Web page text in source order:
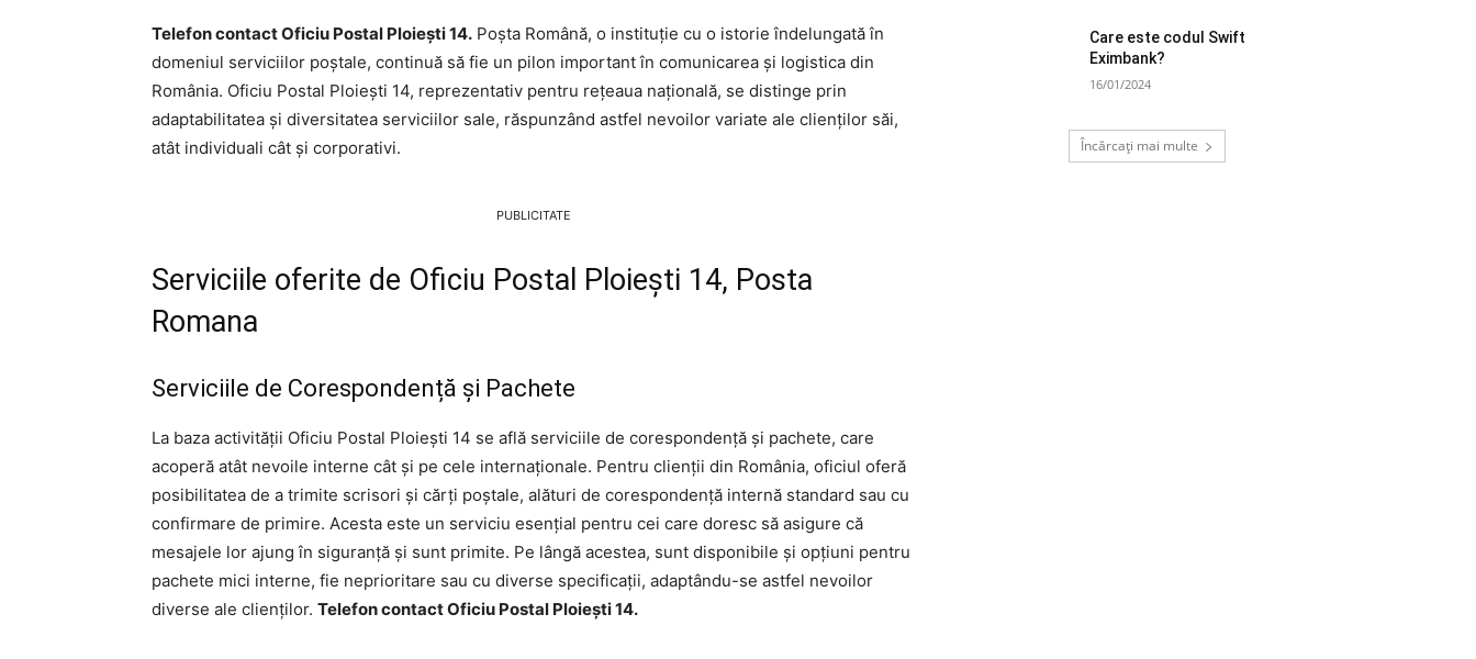
Telefon contact Oficiu Postal Ploieşti 14. Poșta Română, o instituție cu o istorie îndelungată în
domeniul serviciilor poștale, continuă să fie un pilon important în comunicarea și logistica din
România. Oficiu Postal Ploieşti 14, reprezentativ pentru rețeaua națională, se distinge prin
adaptabilitatea și diversitatea serviciilor sale, răspunzând astfel nevoilor variate ale clienților săi,
atât individuali cât și corporativi.
PUBLICITATE
Serviciile oferite de Oficiu Postal Ploieşti 14, Posta
Romana
Serviciile de Corespondență și Pachete
La baza activității Oficiu Postal Ploieşti 14 se află serviciile de corespondență și pachete, care
acoperă atât nevoile interne cât și pe cele internaționale. Pentru clienții din România, oficiul oferă
posibilitatea de a trimite scrisori și cărți poștale, alături de corespondență internă standard sau cu
confirmare de primire. Acesta este un serviciu esențial pentru cei care doresc să asigure că
mesajele lor ajung în siguranță și sunt primite. Pe lângă acestea, sunt disponibile și opțiuni pentru
pachete mici interne, fie neprioritare sau cu diverse specificații, adaptându-se astfel nevoilor
diverse ale clienților. Telefon contact Oficiu Postal Ploieşti 14.
Care este codul Swift
Eximbank?
16/01/2024
Încărcați mai multe